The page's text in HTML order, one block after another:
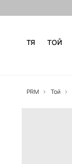
ТЯ ТОЙ
PRM Той